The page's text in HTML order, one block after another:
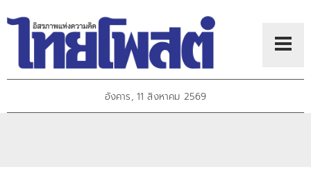
อังคาร, 11 สิงหาคม 2569